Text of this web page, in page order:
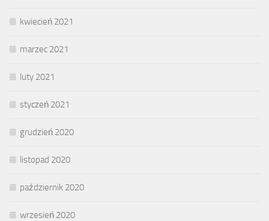
kwiecień 2021
marzec 2021
luty 2021
styczeń 2021
grudzień 2020
listopad 2020
październik 2020
wrzesień 2020